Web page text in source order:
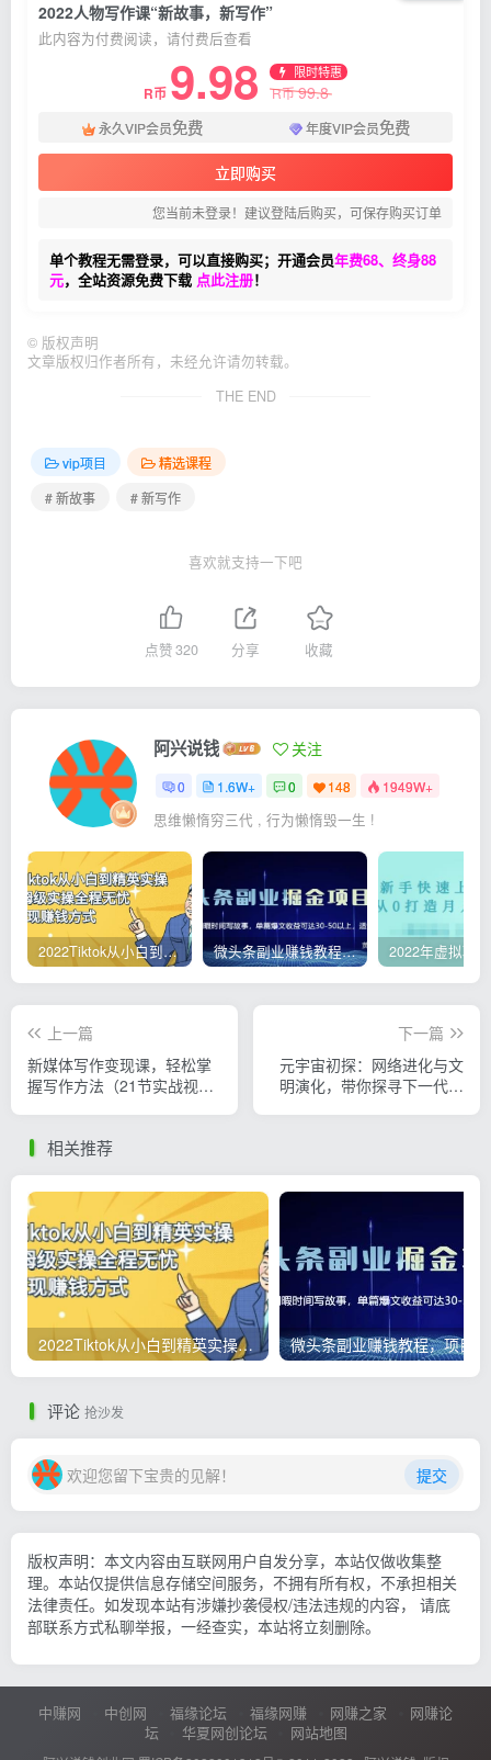
2022人物写作课“新故事，新写作”
此内容为付费阅读，请付费后查看
R币 9.98 限时特惠
R币99.8
永久VIP会员免费 年度VIP会员免费
立即购买
您当前未登录！建议登陆后购买，可保存购买订单
单个教程无需登录，可以直接购买；开通会员年费68、终身88
元，全站资源免费下载 点此注册！
© 版权声明
文章版权归作者所有，未经允许请勿转载。
THE END
vip项目
精选课程
# 新故事
# 新写作
喜欢就支持一下吧
点赞320 分享 收藏
阿兴说钱 关注
0 1.6W+ 0 148 1949W+
思维懒惰穷三代 , 行为懒惰毁一生 !
2022Tiktok从小白到精英实操，0-1保姆级实操全程无忧，多种变现赚钱方式 微头条副业赚钱教程，项目单号单天做到50-100+收益
上一篇
新媒体写作变现课，轻松掌
握写作方法（21节实战视频
下一篇
元宇宙初探：网络进化与文
明演化，带你探寻下一代互
相关推荐
2022Tiktok从小白到精英实操，0-1保姆级实操全程无忧，多种变现赚钱方式
评论 抢沙发
欢迎您留下宝贵的见解！ 提交
版权声明：本文内容由互联网用户自发分享，本站仅做收集整
理。本站仅提供信息存储空间服务，不拥有所有权，不承担相关
法律责任。如发现本站有涉嫌抄袭侵权/违法违规的内容， 请底
部联系方式私聊举报，一经查实，本站将立刻删除。
中赚网 中创网 福缘论坛 福缘网赚 网赚之家
网赚论
坛
华夏网创论坛 网站地图